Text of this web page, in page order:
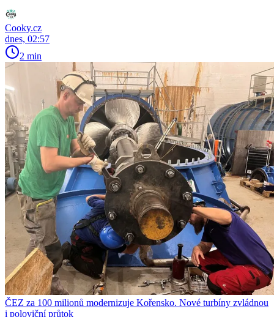
Cooky.cz
dnes, 02:57
2 min
ČEZ za 100 milionů modernizuje Kořensko. Nové turbíny zvládnou
i poloviční průtok